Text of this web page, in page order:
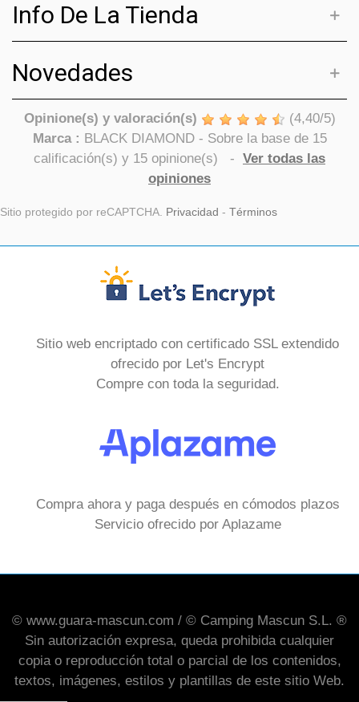
Info De La Tienda
Novedades
Opinione(s) y valoración(s) (4,40/5)
Marca : BLACK DIAMOND- Sobre la base de 15
calificación(s) y 15 opinione(s) - Ver todas las
opiniones
Sitio protegido por reCAPTCHA. Privacidad - Términos
Sitio web encriptado con certificado SSL extendido
ofrecido por Let's Encrypt
Compre con toda la seguridad.
Compra ahora y paga después en cómodos plazos
Servicio ofrecido por Aplazame
© www.guara-mascun.com / © Camping Mascun S.L. ®
Sin autorización expresa, queda prohibida cualquier
copia o reproducción total o parcial de los contenidos,
textos, imágenes, estilos y plantillas de este sitio Web.